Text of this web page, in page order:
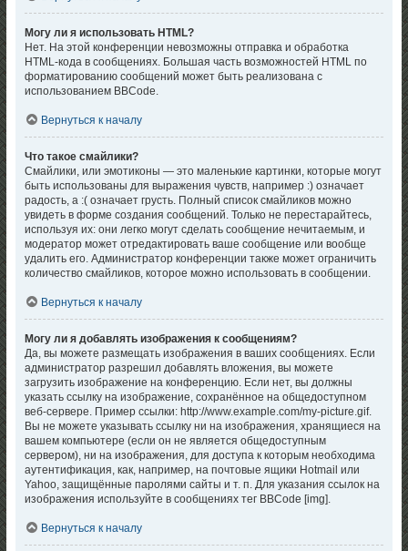
Могу ли я использовать HTML?
Нет. На этой конференции невозможны отправка и обработка
HTML-кода в сообщениях. Большая часть возможностей HTML по
форматированию сообщений может быть реализована с
использованием BBCode.
Вернуться к началу
Что такое смайлики?
Смайлики, или эмотиконы — это маленькие картинки, которые могут
быть использованы для выражения чувств, например :) означает
радость, а :( означает грусть. Полный список смайликов можно
увидеть в форме создания сообщений. Только не перестарайтесь,
используя их: они легко могут сделать сообщение нечитаемым, и
модератор может отредактировать ваше сообщение или вообще
удалить его. Администратор конференции также может ограничить
количество смайликов, которое можно использовать в сообщении.
Вернуться к началу
Могу ли я добавлять изображения к сообщениям?
Да, вы можете размещать изображения в ваших сообщениях. Если
администратор разрешил добавлять вложения, вы можете
загрузить изображение на конференцию. Если нет, вы должны
указать ссылку на изображение, сохранённое на общедоступном
веб-сервере. Пример ссылки: http://www.example.com/my-picture.gif.
Вы не можете указывать ссылку ни на изображения, хранящиеся на
вашем компьютере (если он не является общедоступным
сервером), ни на изображения, для доступа к которым необходима
аутентификация, как, например, на почтовые ящики Hotmail или
Yahoo, защищённые паролями сайты и т. п. Для указания ссылок на
изображения используйте в сообщениях тег BBCode [img].
Вернуться к началу